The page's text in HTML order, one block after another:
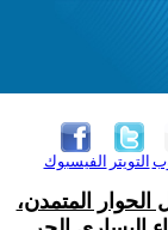
الفيسبوك التويتر
الحوار المتمدن،